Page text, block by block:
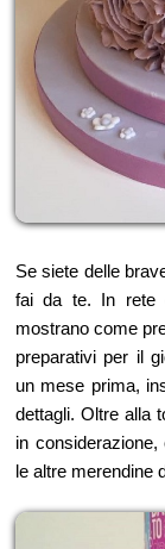
Se siete delle
fai da te. In rete
mostrano come
preparativi per il
un mese prima,
dettagli. Oltre alla
in
le altre merendine